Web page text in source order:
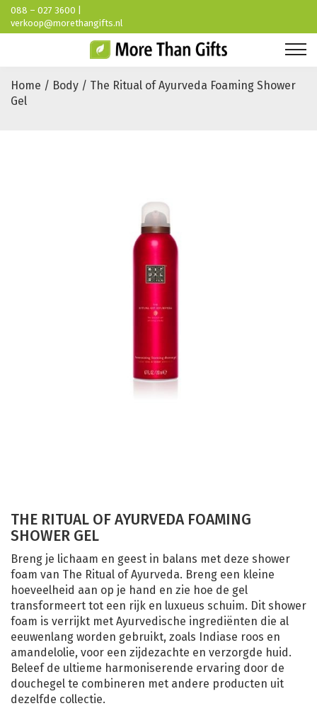
088 – 027 3600 |
verkoop@morethangifts.nl
Home / Body / The Ritual of Ayurveda Foaming Shower
Gel
THE RITUAL OF AYURVEDA FOAMING
SHOWER GEL
Breng je lichaam en geest in balans met deze shower
foam van The Ritual of Ayurveda. Breng een kleine
hoeveelheid aan op je hand en zie hoe de gel
transformeert tot een rijk en luxueus schuim. Dit shower
foam is verrijkt met Ayurvedische ingrediënten die al
eeuwenlang worden gebruikt, zoals Indiase roos en
amandelolie, voor een zijdezachte en verzorgde huid.
Beleef de ultieme harmoniserende ervaring door de
douchegel te combineren met andere producten uit
dezelfde collectie.